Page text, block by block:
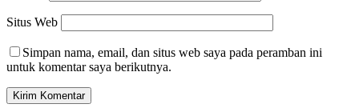
Situs Web
Simpan nama, email, dan situs web saya pada peramban ini
untuk komentar saya berikutnya.